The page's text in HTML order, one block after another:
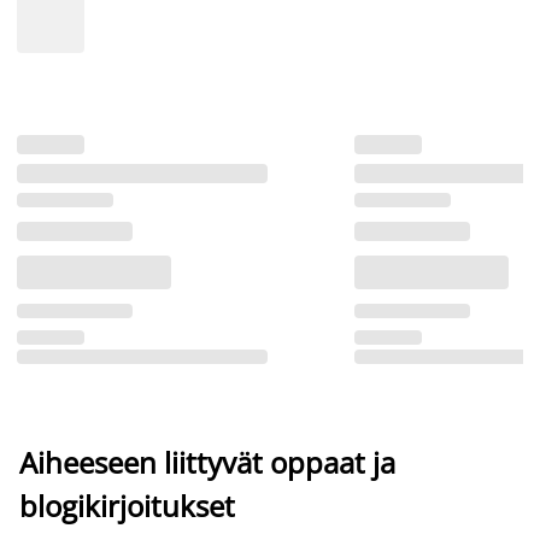
Aiheeseen liittyvät oppaat ja
blogikirjoitukset